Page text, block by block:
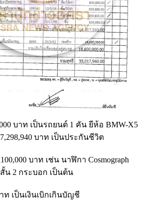
บาท เป็นรถยนต์ 1 คัน ยีห้อ BMW-X5
บาท เป็นประกันชีวิต
บาท เช่น นาฬิกา Cosmograph
สั้น 2 กระบอก เป็นต้น
ท เป็นเงินเบิกเกินบัญชี